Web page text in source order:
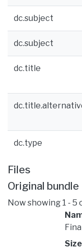
dc.subject
dc.subject
dc.title
dc.type
Files
Original bundle
Now showing 1 - 5